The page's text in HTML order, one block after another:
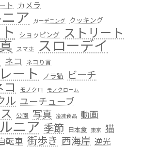
ト カメラ
ア ガーデニング クッキング
ショッピング ストリート
スマホ スローデイ
ネコ ネコり言
ート ノラ猫 ビーチ
モノクロ モノクローム
ル ユーチューブ
公園 写真 冷凍食品 動画
ニア 季節 日本食 東京 猫
転車 街歩き 西海岸 逆光